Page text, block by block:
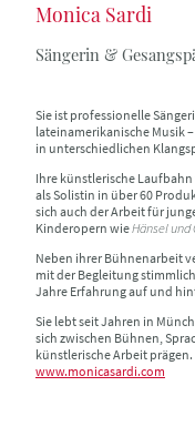
Monica Sardi
Sängerin &
Sie ist professionelle
lateinamerikanische Musik
in unterschiedlichen
Ihre künstlerische
als Solistin in über 60
sich auch der Arbeit für
Kinderopern wieHänsel und
Neben ihrer Bühnenarbeit
mit der Begleitung
Jahre Erfahrung auf und
Sie lebt seit Jahren in
sich zwischen Bühnen,
künstlerische Arbeit prägen.
www.monicasardi.com